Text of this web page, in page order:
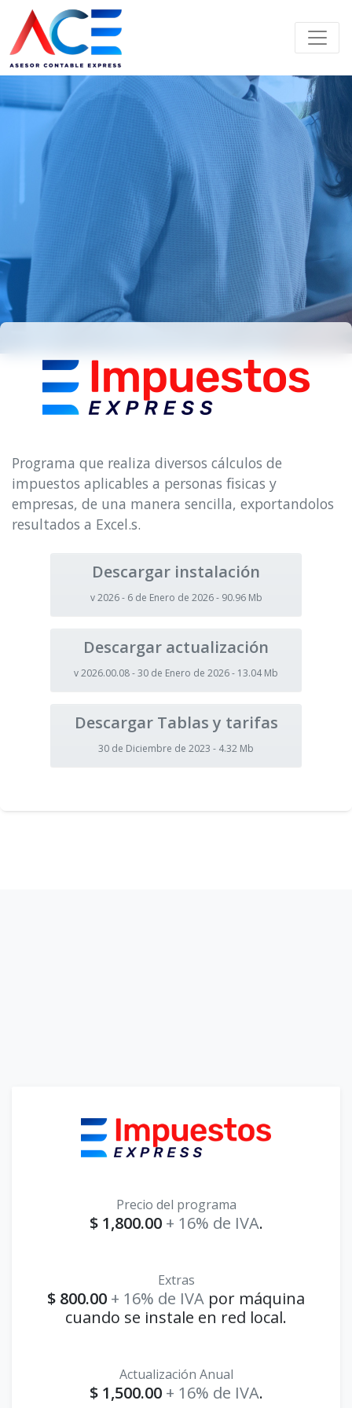
Programa que realiza diversos cálculos de
impuestos aplicables a personas ﬁsicas y
empresas, de una manera sencilla, exportandolos
resultados a Excel.s.
Descargar instalación
v 2026 - 6 de Enero de 2026 - 90.96 Mb
Descargar actualización
v 2026.00.08 - 30 de Enero de 2026 - 13.04 Mb
Descargar Tablas y tarifas
30 de Diciembre de 2023 - 4.32 Mb
Precio del programa
$ 1,800.00 + 16% de IVA.
Extras
$ 800.00 + 16% de IVA por máquina
cuando se instale en red local.
Actualización Anual
$ 1,500.00 + 16% de IVA.